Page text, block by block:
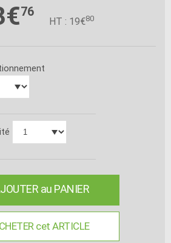
76
HT : 19€80
au PANIER
cet ARTICLE